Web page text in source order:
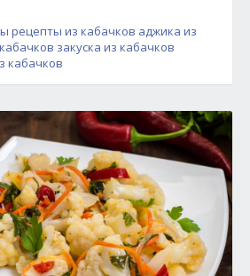
рецепты из кабачков аджика из
закуска из кабачков
кабачков